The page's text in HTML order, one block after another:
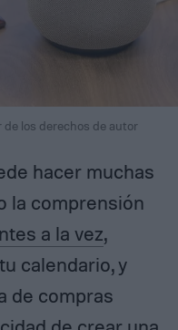
los derechos de autor
hacer muchas
la comprensión
a la vez,
calendario, y
de compras